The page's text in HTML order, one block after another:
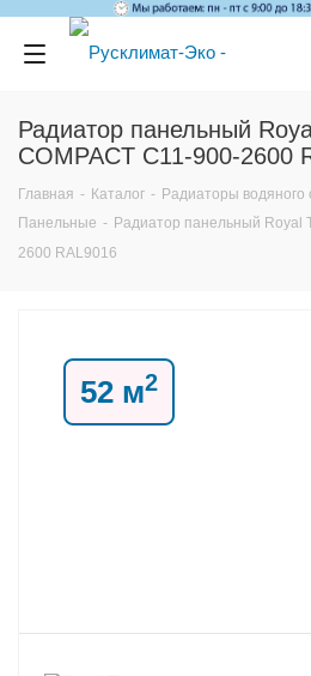
Радиатор панельный
COMPACT C11-900-2600
Главная - Каталог - Радиаторы водяного
Панельные - Радиатор панельный Royal
2600 RAL9016
52 м2